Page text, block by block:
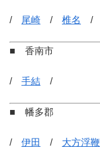
/ 尾崎 / 椎名 /
■ 香南市
/ 手結 /
■ 幡多郡
/ 伊田 / 大方浮鞭